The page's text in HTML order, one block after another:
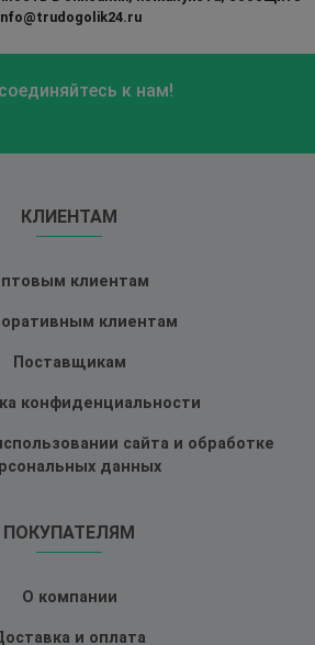
к нам!
КЛИЕНТАМ
клиентам
клиентам
Поставщикам
конфиденциальности
сайта и обработке
данных
ПОКУПАТЕЛЯМ
О компании
и оплата